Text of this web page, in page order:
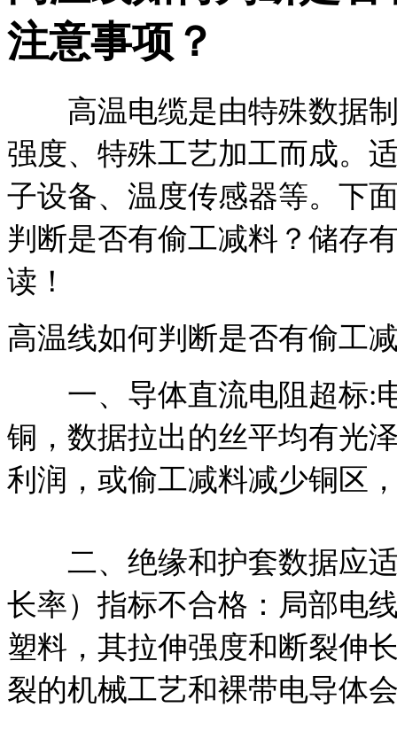
注意事项？
高温电缆是由特殊数据
强度、特殊工艺加工而成。
子设备、温度传感器等。 下
判断是否有偷工减料？储存
读！
高温线如何判断是否有偷工
一、 导体直流电阻超标:
铜，数据拉出的丝平均有光
利润，或偷工减料减少铜区
二、 绝缘和护套数据应
长率）指标不合格：局部电
塑料，其拉伸强度和断裂伸
裂的机械工艺和裸带电导体